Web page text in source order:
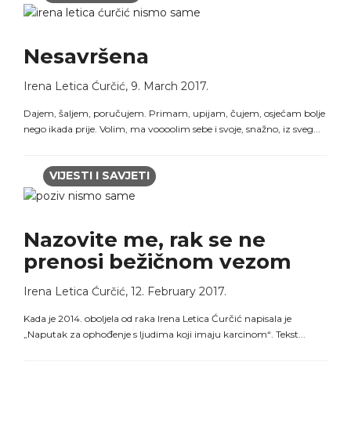
Nesavršena
Irena Letica Ćurčić, 9. March 2017.
Dajem, šaljem, poručujem. Primam, upijam, čujem, osjećam bolje
nego ikada prije. Volim, ma voooolim sebe i svoje, snažno, iz sveg...
VIJESTI I SAVJETI
Nazovite me, rak se ne
prenosi bežičnom vezom
Irena Letica Ćurčić, 12. February 2017.
Kada je 2014. oboljela od raka Irena Letica Ćurčić napisala je
„Naputak za ophođenje s ljudima koji imaju karcinom“. Tekst...